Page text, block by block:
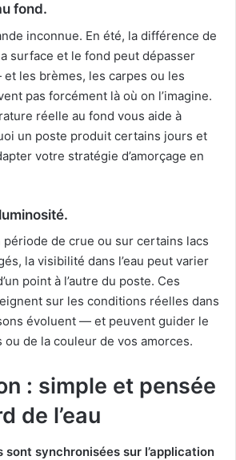
fond.
inconnue. En été, la différence de
surface et le fond peut dépasser
les brèmes, les carpes ou les
pas forcément là où on l’imagine.
réelle au fond vous aide à
un poste produit certains jours et
votre stratégie d’amorçage en
de crue ou sur certains lacs
la visibilité dans l’eau peut varier
point à l’autre du poste. Ces
sur les conditions réelles dans
évoluent — et peuvent guider le
ou de la couleur de vos amorces.
: simple et pensée
de l’eau
sont synchronisées sur l’application